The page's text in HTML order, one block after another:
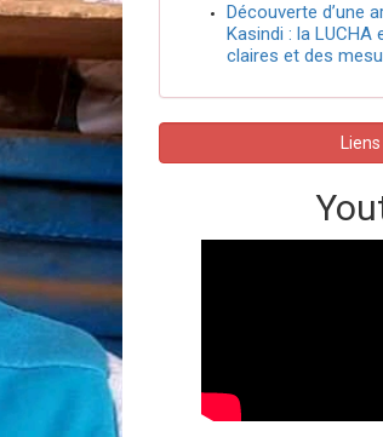
Découverte d’une
Kasindi : la
claires et des